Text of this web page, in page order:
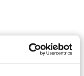
blot være de er lidt